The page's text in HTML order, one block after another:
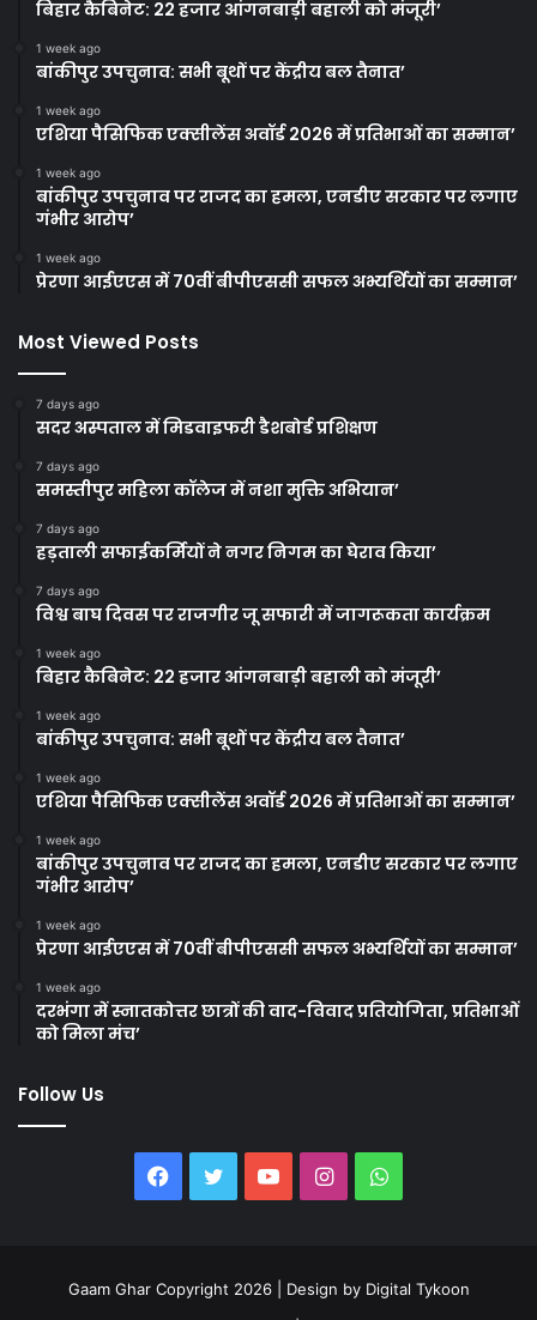
बिहार कैबिनेट: 22 हजार आंगनबाड़ी बहाली को मंजूरी’
1 week ago
बांकीपुर उपचुनाव: सभी बूथों पर केंद्रीय बल तैनात’
1 week ago
एशिया पैसिफिक एक्सीलेंस अवॉर्ड 2026 में प्रतिभाओं का सम्मान’
1 week ago
बांकीपुर उपचुनाव पर राजद का हमला, एनडीए सरकार पर लगाए
गंभीर आरोप’
1 week ago
प्रेरणा आईएएस में 70वीं बीपीएससी सफल अभ्यर्थियों का सम्मान’
Most Viewed Posts
7 days ago
सदर अस्पताल में मिडवाइफरी डैशबोर्ड प्रशिक्षण
7 days ago
समस्तीपुर महिला कॉलेज में नशा मुक्ति अभियान’
7 days ago
हड़ताली सफाईकर्मियों ने नगर निगम का घेराव किया’
7 days ago
विश्व बाघ दिवस पर राजगीर जू सफारी में जागरूकता कार्यक्रम
1 week ago
बिहार कैबिनेट: 22 हजार आंगनबाड़ी बहाली को मंजूरी’
1 week ago
बांकीपुर उपचुनाव: सभी बूथों पर केंद्रीय बल तैनात’
1 week ago
एशिया पैसिफिक एक्सीलेंस अवॉर्ड 2026 में प्रतिभाओं का सम्मान’
1 week ago
बांकीपुर उपचुनाव पर राजद का हमला, एनडीए सरकार पर लगाए
गंभीर आरोप’
1 week ago
प्रेरणा आईएएस में 70वीं बीपीएससी सफल अभ्यर्थियों का सम्मान’
1 week ago
दरभंगा में स्नातकोत्तर छात्रों की वाद-विवाद प्रतियोगिता, प्रतिभाओं
को मिला मंच’
Follow Us
Facebook
TwitterYouTubeInstagramWhatsApp
Gaam Ghar Copyright 2026 | Design by Digital Tykoon